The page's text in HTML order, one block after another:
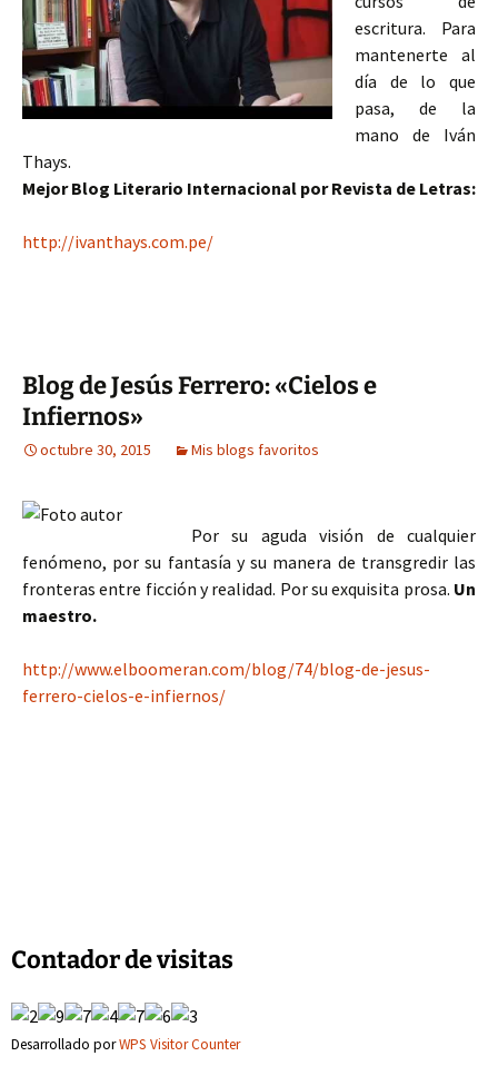
escritura. Para
mantenerte al
día de lo que
pasa, de la
mano de Iván
Thays.
Mejor Blog Literario Internacional por Revista de Letras:
http://ivanthays.com.pe/
Blog de Jesús Ferrero: «Cielos e
Infiernos»
octubre 30, 2015 Mis blogs favoritos
Por su aguda visión de cualquier
fenómeno, por su fantasía y su manera de transgredir las
fronteras entre ficción y realidad. Por su exquisita prosa. Un
maestro.
http://www.elboomeran.com/blog/74/blog-de-jesus-
ferrero-cielos-e-infiernos/
Contador de visitas
Desarrollado porWPS Visitor Counter